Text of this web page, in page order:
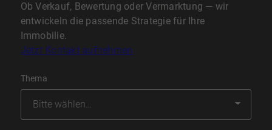
Ob Verkauf, Bewertung oder Vermarktung — wir
entwickeln die passende Strategie für Ihre
Immobilie.
Jetzt Kontakt aufnehmen
Thema